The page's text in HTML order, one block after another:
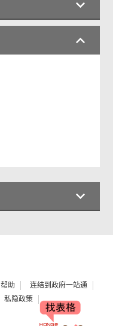
帮助
连结到政府一站通
私隐政策